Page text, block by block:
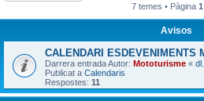
7 temes • Pàgina 1
Avisos
CALENDARI ESDEVENIMENTS
Darrera entrada Autor: Mototurisme «
Publicat a Calendaris
Respostes: 11